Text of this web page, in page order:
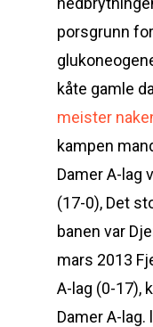
porsgrunn
kåte gamle
meister
kampen
Damer A-lag
(17-0), Det
banen var
mars 2013
A-lag (0-17),
Damer A-lag.